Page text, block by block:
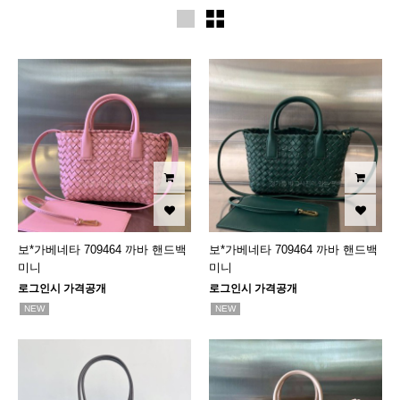
보*가베네타 709464 까바 핸드백
미니
로그인시 가격공개
NEW
보*가베네타 709464 까바 핸드백
미니
로그인시 가격공개
NEW